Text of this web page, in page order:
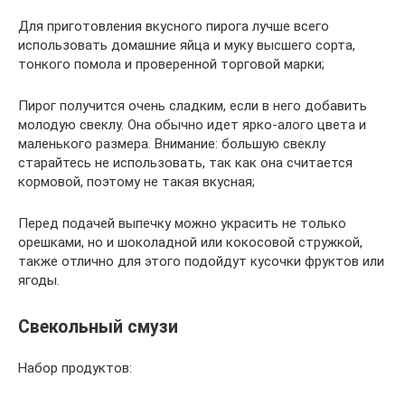
Для приготовления вкусного пирога лучше всего
использовать домашние яйца и муку высшего сорта,
тонкого помола и проверенной торговой марки;
Пирог получится очень сладким, если в него добавить
молодую свеклу. Она обычно идет ярко-алого цвета и
маленького размера. Внимание: большую свеклу
старайтесь не использовать, так как она считается
кормовой, поэтому не такая вкусная;
Перед подачей выпечку можно украсить не только
орешками, но и шоколадной или кокосовой стружкой,
также отлично для этого подойдут кусочки фруктов или
ягоды.
Свекольный смузи
Набор продуктов: